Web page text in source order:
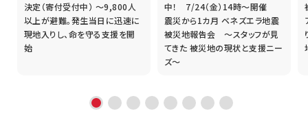
決定（寄付受付中） ～9,800人
以上が避難。発生当日に迅速に
現地入りし、命を守る支援を開
始
中！ 7/24（金）14時～開催
震災から1カ月 ベネズエラ地震
被災地報告会 ～スタッフが見
てきた 被災地の現状と支援ニー
ズ～